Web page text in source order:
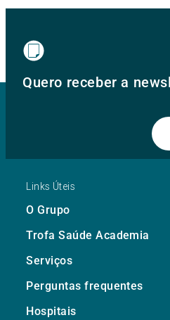
Quero receber a
Links Úteis
O Grupo
Trofa Saúde Academia
Serviços
Perguntas frequentes
Hospitais